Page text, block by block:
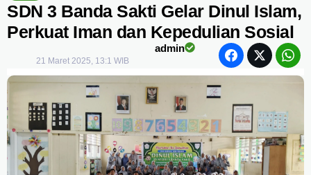
SDN 3 Banda Sakti Gelar Dinul Islam,
Perkuat Iman dan Kepedulian Sosial
admin
21 Maret 2025, 13:1 WIB